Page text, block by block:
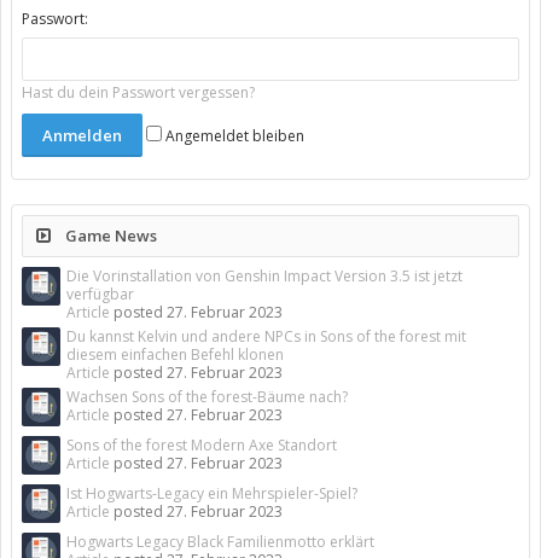
Passwort:
Hast du dein Passwort vergessen?
Angemeldet bleiben
Game News
Die Vorinstallation von Genshin Impact Version 3.5 ist jetzt
verfügbar
Article posted 27. Februar 2023
Du kannst Kelvin und andere NPCs in Sons of the forest mit
diesem einfachen Befehl klonen
Article posted 27. Februar 2023
Wachsen Sons of the forest-Bäume nach?
Article posted 27. Februar 2023
Sons of the forest Modern Axe Standort
Article posted 27. Februar 2023
Ist Hogwarts-Legacy ein Mehrspieler-Spiel?
Article posted 27. Februar 2023
Hogwarts Legacy Black Familienmotto erklärt